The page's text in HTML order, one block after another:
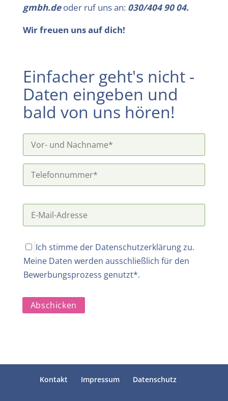
gmbh.deoder ruf uns an: 030/404 90 04.
Wir freuen uns auf dich!
Einfacher geht's nicht -
Daten eingeben und
bald von uns hören!
Ich stimme der Datenschutzerklärungzu.
Meine Daten werden ausschließlich für den
Bewerbungsprozess genutzt*.
Kontakt Impressum Datenschutz